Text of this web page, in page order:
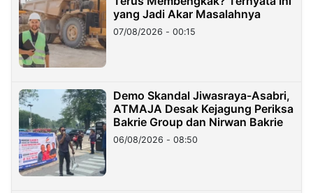
yang Jadi Akar Masalahnya
07/08/2026 - 00:15
Demo Skandal Jiwasraya-Asabri,
ATMAJA Desak Kejagung Periksa
Bakrie Group dan Nirwan Bakrie
06/08/2026 - 08:50